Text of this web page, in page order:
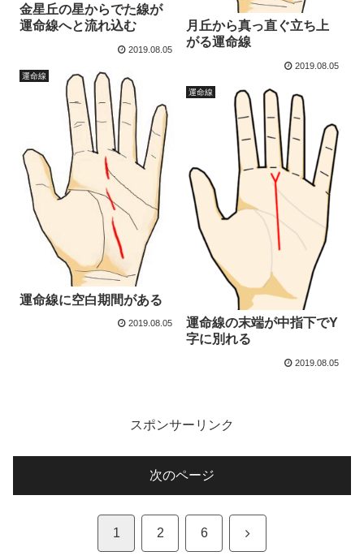
金星丘の星からでた線が
運命線へと流れ込む
2019.08.05
月丘から真っ直ぐ立ち上
がる運命線
2019.08.05
運命線
運命線に空白期間がある
2019.08.05
運命線
運命線の末端が中指下でY
字に別れる
2019.08.05
スポンサーリンク
次のページ
1 2 6 次